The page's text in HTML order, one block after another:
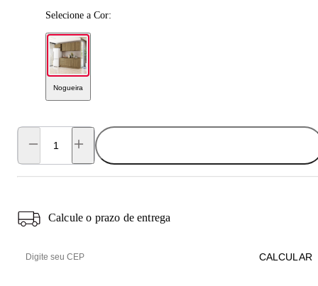
Selecione a Cor:
Nogueira
Calcule o prazo de entrega
CALCULAR